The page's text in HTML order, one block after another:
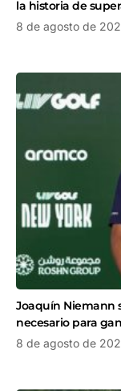
la historia de
8 de agosto de
Joaquín Niemann
necesario para
8 de agosto de